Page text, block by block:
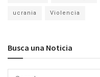
ucrania Violencia
Busca una Noticia